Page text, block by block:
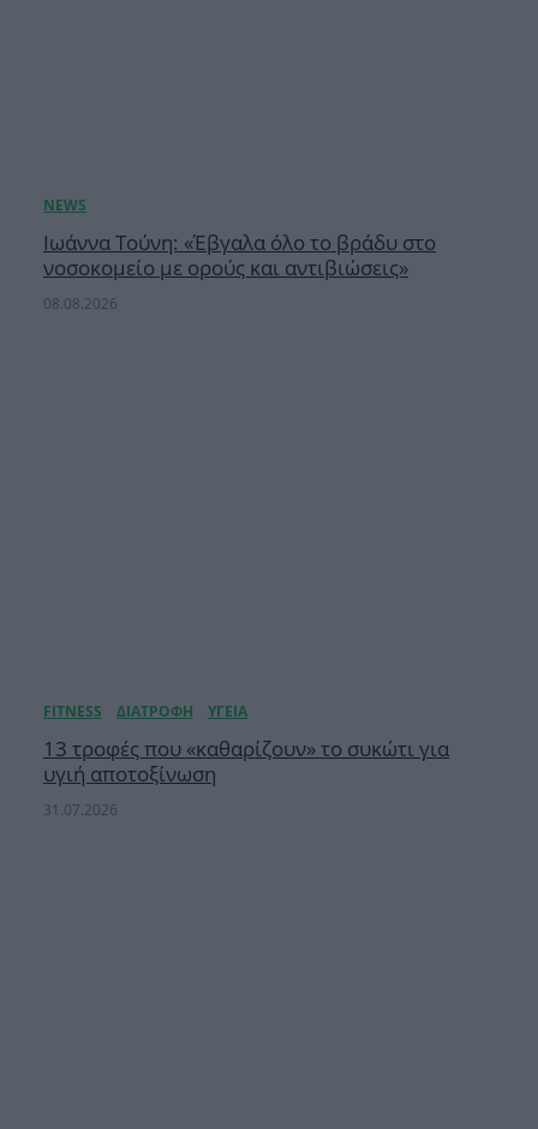
Ιωάννα Τούνη: «Έβγαλα όλο το βράδυ στο
νοσοκομείο με ορούς και αντιβιώσεις»
08.08.2026
13 τροφές που «καθαρίζουν» το συκώτι για
υγιή αποτοξίνωση
31.07.2026